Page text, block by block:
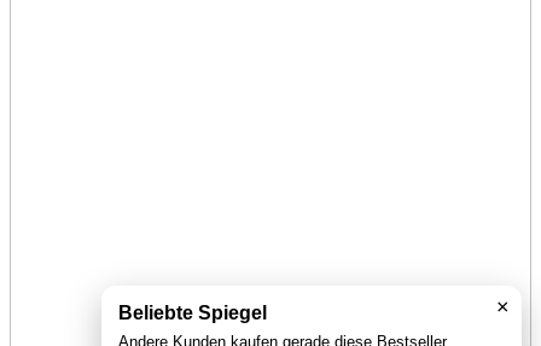
×
Beliebte Spiegel
Andere Kunden kaufen gerade diese Bestseller.